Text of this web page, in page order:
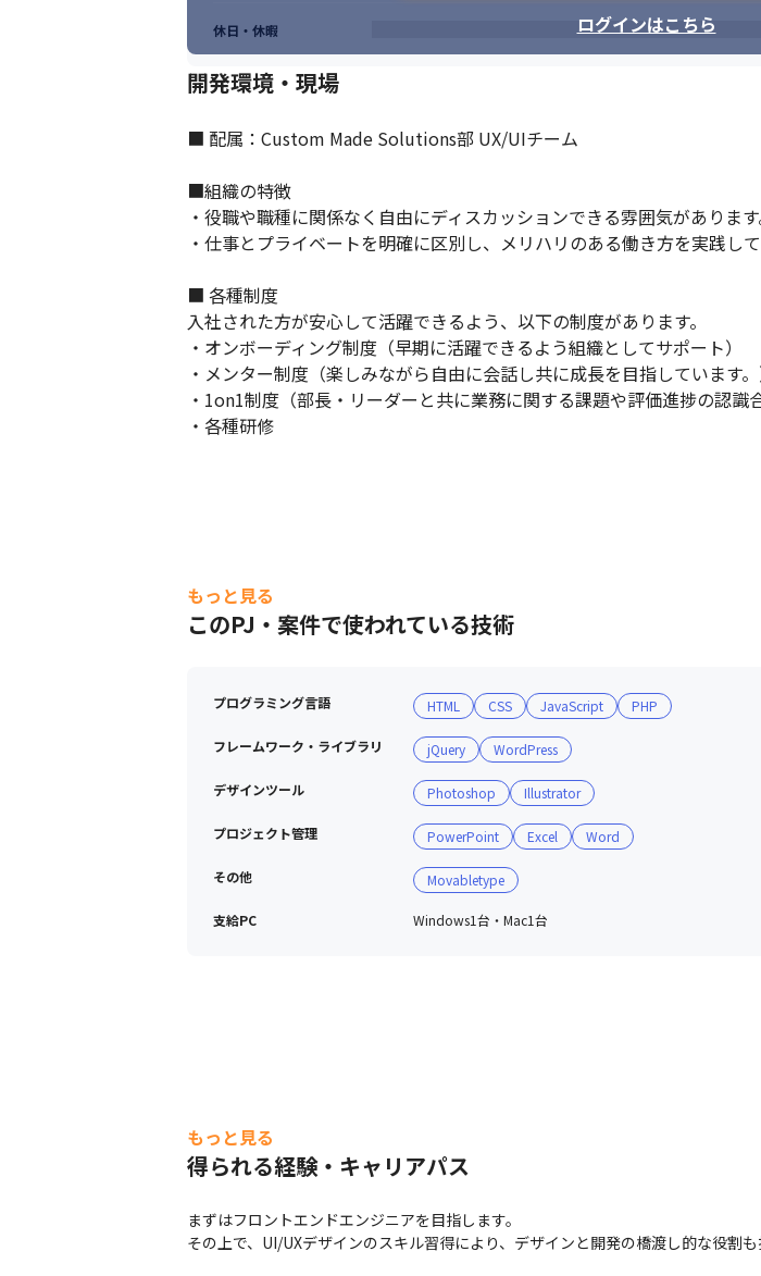
ログインはこちら
休日・休暇
開発環境・現場
■ 配属：Custom Made Solutions部 UX/UIチーム
■組織の特徴
・役職や職種に関係なく自由にディスカッションできる雰囲気があります
・仕事とプライベートを明確に区別し、メリハリのある働き方を実践して
■ 各種制度
入社された方が安心して活躍できるよう、以下の制度があります。
・オンボーディング制度（早期に活躍できるよう組織としてサポート）
・メンター制度（楽しみながら自由に会話し共に成長を目指しています。
・1on1制度（部長・リーダーと共に業務に関する課題や評価進捗の認識
・各種研修
もっと見る
このPJ・案件で使われている技術
プログラミング言語 HTML CSS JavaScript PHP
フレームワーク・ライブラリ jQuery WordPress
デザインツール Photoshop Illustrator
プロジェクト管理 PowerPoint Excel Word
その他 Movabletype
支給PC Windows1台・Mac1台
もっと見る
得られる経験・キャリアパス
まずはフロントエンドエンジニアを目指します。
その上で、UI/UXデザインのスキル習得により、デザインと開発の橋渡し的な役割